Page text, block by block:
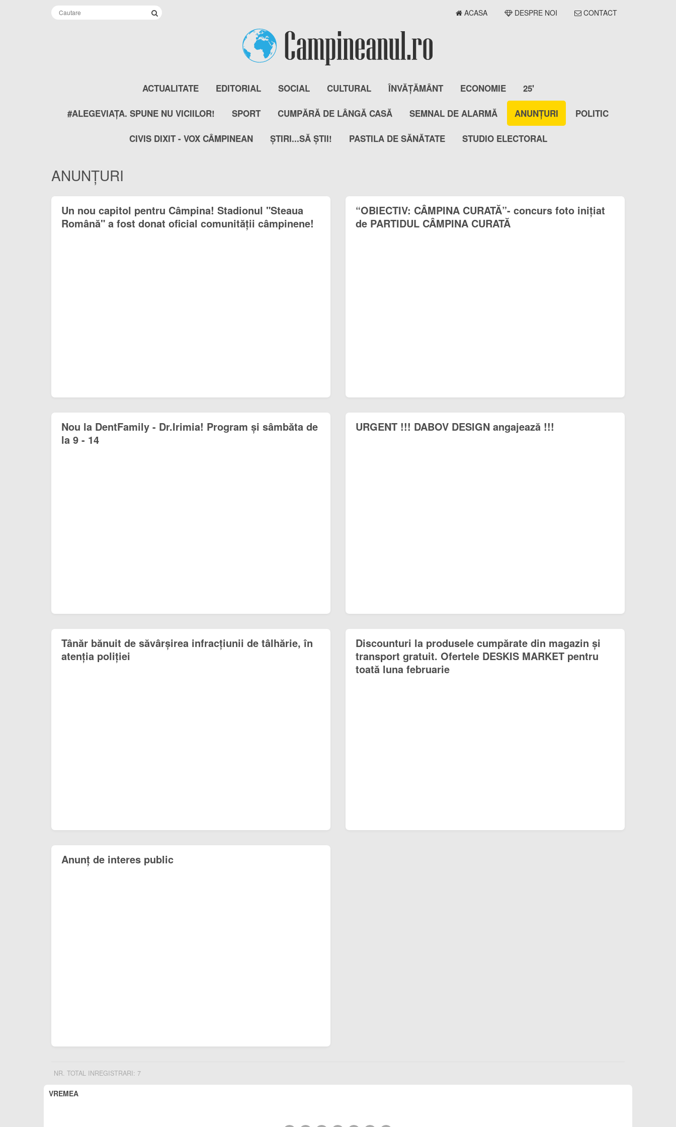
ACASA DESPRE NOI CONTACT
ACTUALITATE EDITORIAL SOCIAL CULTURAL ÎNVĂȚĂMÂNT ECONOMIE 25'
#ALEGEVIAȚA. SPUNE NU VICIILOR! SPORT CUMPĂRĂ DE LÂNGĂ CASĂ SEMNAL DE ALARMĂ ANUNȚURI POLITIC
CIVIS DIXIT - VOX CÂMPINEAN ȘTIRI...SĂ ȘTII! PASTILA DE SĂNĂTATE STUDIO ELECTORAL
ANUNȚURI
Un nou capitol pentru Câmpina! Stadionul "Steaua
Română" a fost donat oficial comunității câmpinene!
Nou la DentFamily - Dr.Irimia! Program și sâmbăta de
la 9 - 14
Tânăr bănuit de săvârșirea infracțiunii de tâlhărie, în
atenția poliției
Anunț de interes public
“OBIECTIV: CÂMPINA CURATĂ”- concurs foto inițiat
de PARTIDUL CÂMPINA CURATĂ
URGENT !!! DABOV DESIGN angajează !!!
Discounturi la produsele cumpărate din magazin și
transport gratuit. Ofertele DESKIS MARKET pentru
toată luna februarie
NR. TOTAL INREGISTRARI: 7
VREMEA